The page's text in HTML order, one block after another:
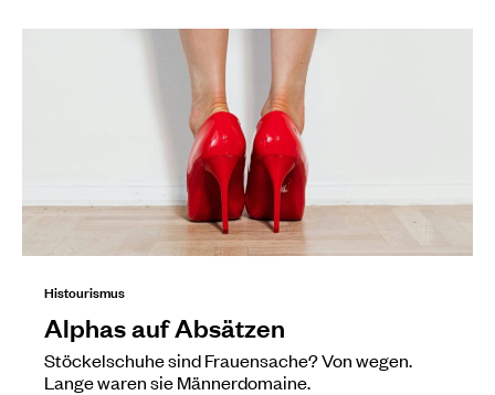
Histourismus
Alphas auf Absätzen
Stöckelschuhe sind Frauensache? Von wegen.
Lange waren sie Männerdomaine.